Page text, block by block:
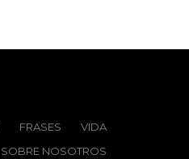
FRASES
VIDA
SOBRE NOSOTROS